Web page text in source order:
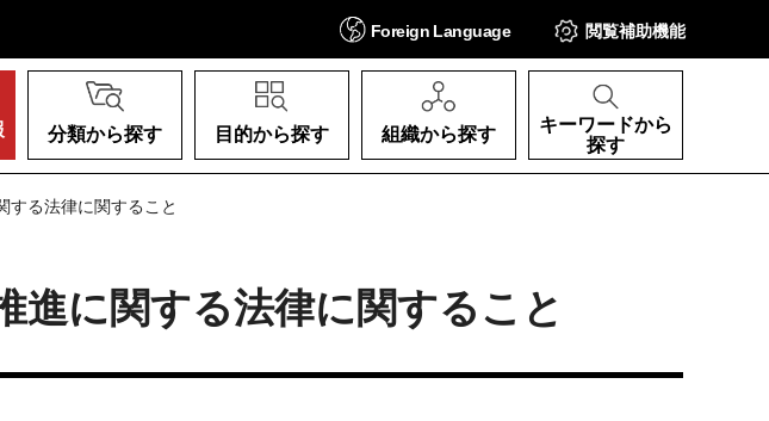
Foreign Language 閲覧補助機能
分類から探す 目的から探す 組織から探す
キーワードから
探す
する法律に関すること
進に関する法律に関すること